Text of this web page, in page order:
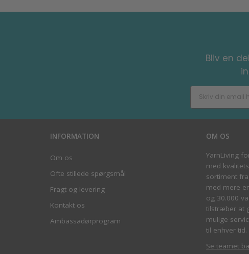
Bliv en
INFORMATION
Om os
Ofte stillede spørgsmål
Fragt og levering
Kontakt os
Ambassadørprogram
OM OS
YarnLiving
med
sortiment
med mere
og 30.000
tilstræber at
mulige
til enhver tid.
Se teamet